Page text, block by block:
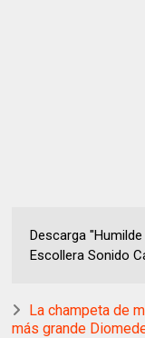
Descarga
Escollera Sonido
La champeta de
más grande